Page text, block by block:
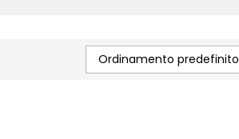
Ordinamento predefinito